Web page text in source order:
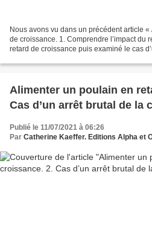
Nous avons vu dans un précédent article
de croissance. 1. Comprendre l’impact du
retard de croissance puis examiné le cas
Alimenter un poulain en
Cas d’un arrêt brutal de la
Publié le 11/07/2021 à 06:26
Par Catherine Kaeffer. Editions Alpha et